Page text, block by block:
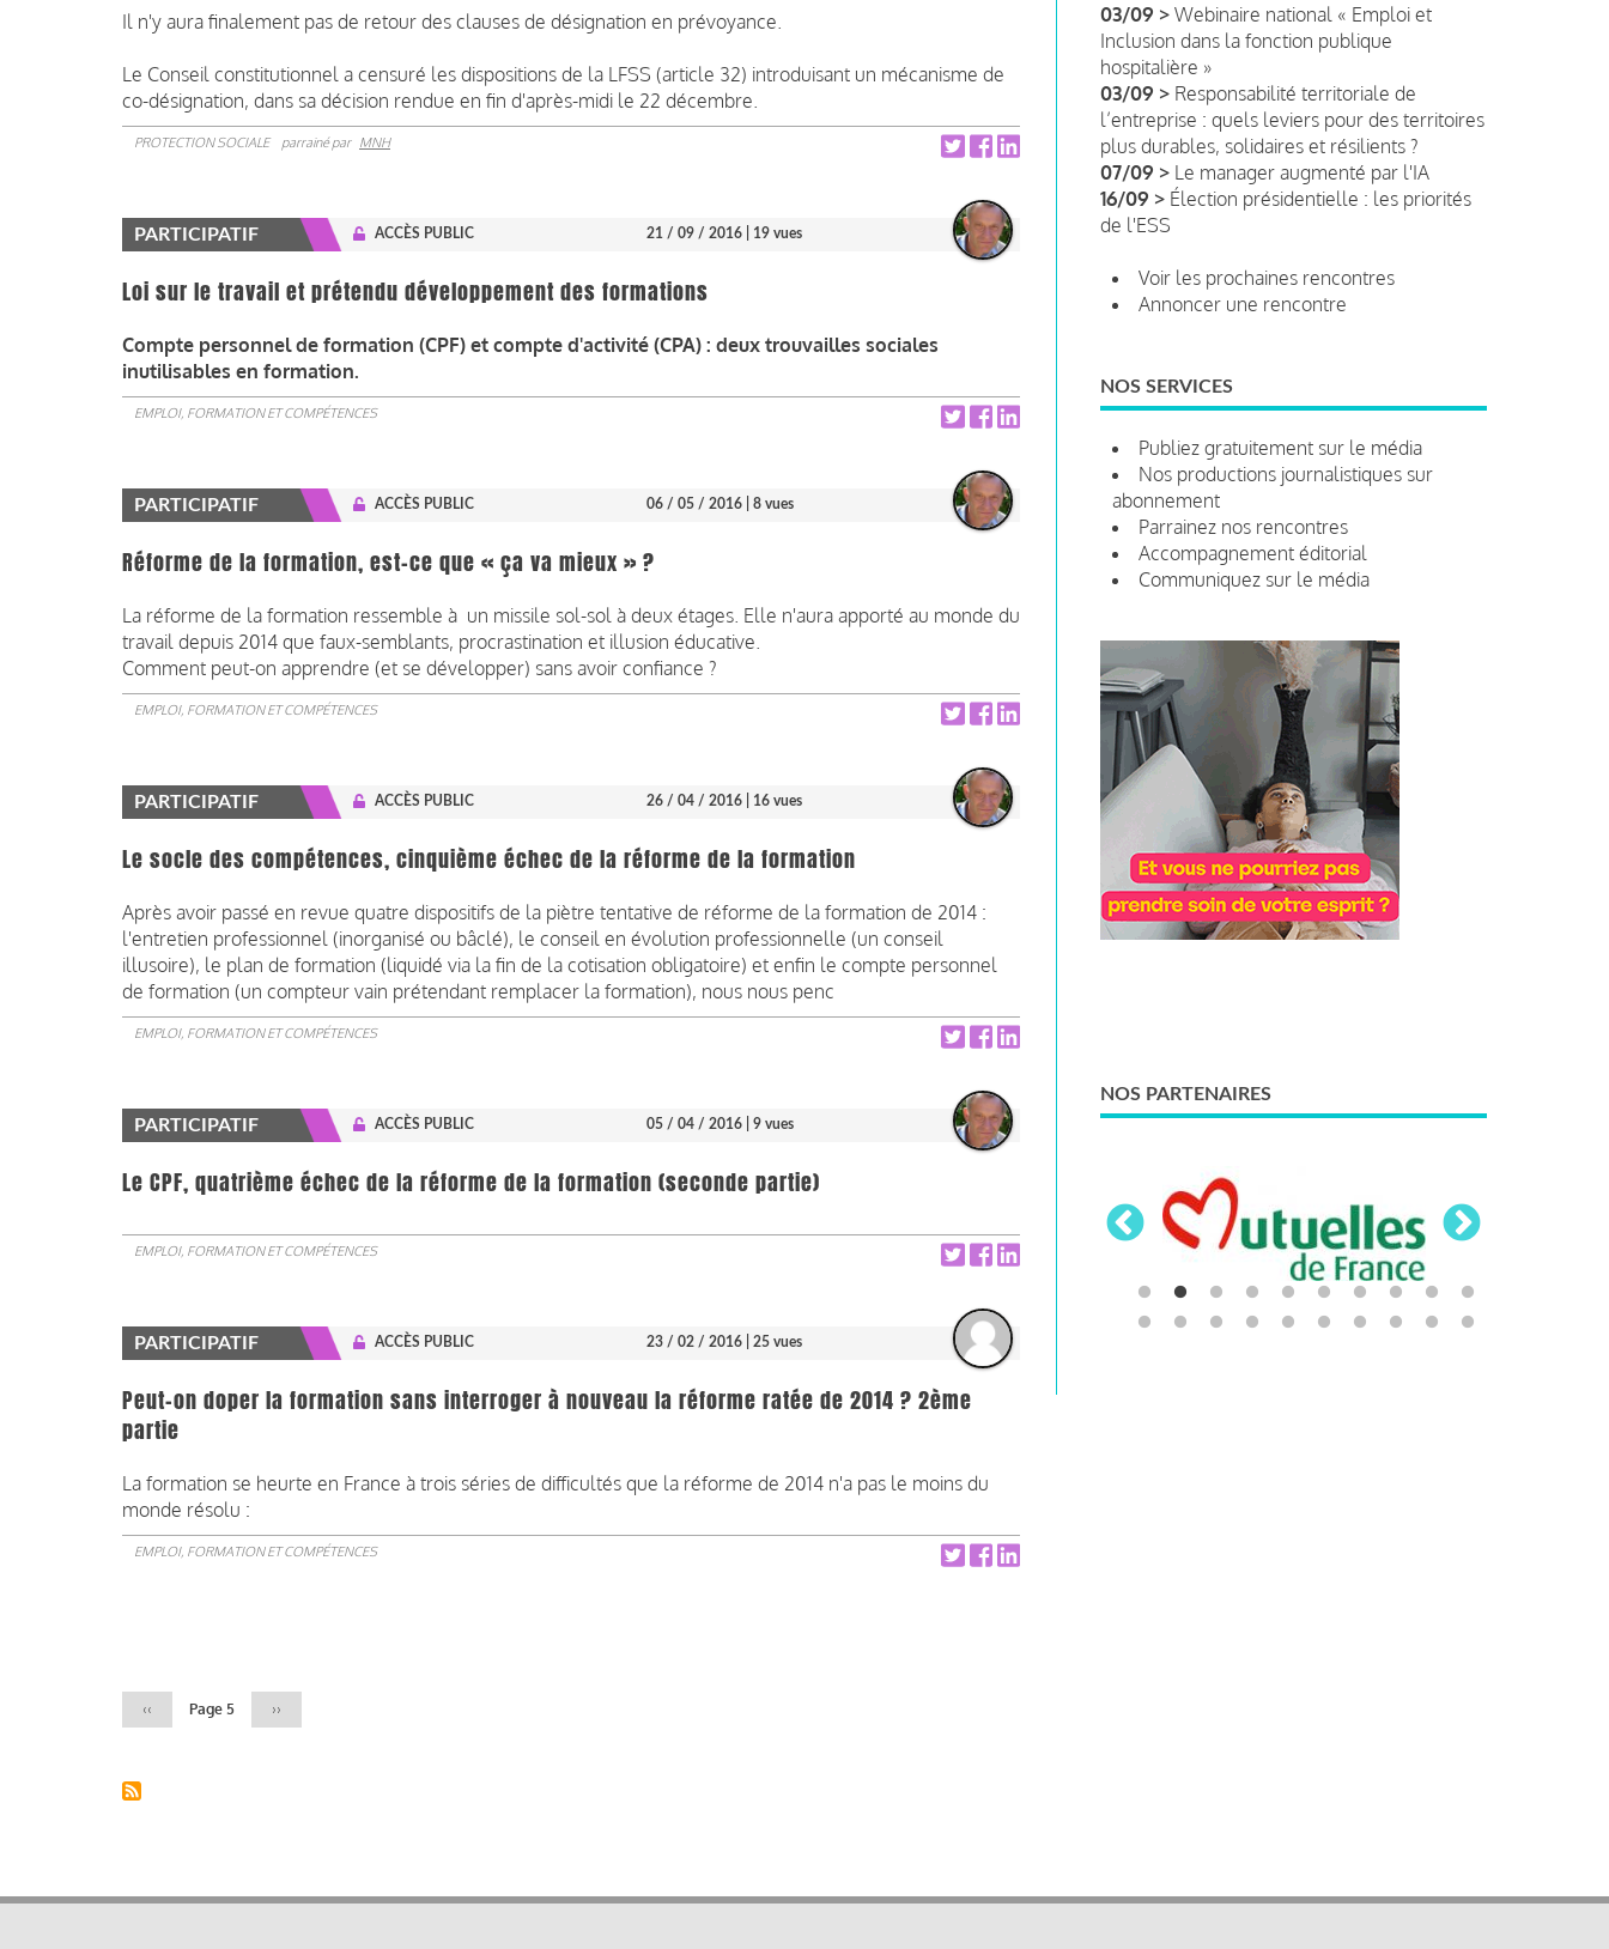
Il n'y aura finalement pas de retour des clauses de désignation en prévoyance.
Le Conseil constitutionnel a censuré les dispositions de la LFSS (article 32) introduisant un mécanisme de
co-désignation, dans sa décision rendue en fin d'après-midi le 22 décembre.
PROTECTION SOCIALE parrainé par MNH
PARTICIPATIF ACCÈS PUBLIC 21 / 09 / 2016 | 19 vues
Loi sur le travail et prétendu développement des formations
Compte personnel de formation (CPF) et compte d'activité (CPA) : deux trouvailles sociales
inutilisables en formation.
EMPLOI, FORMATION ET COMPÉTENCES
PARTICIPATIF ACCÈS PUBLIC 06 / 05 / 2016 | 8 vues
Réforme de la formation, est-ce que « ça va mieux » ?
La réforme de la formation ressemble à un missile sol-sol à deux étages. Elle n'aura apporté au monde du
travail depuis 2014 que faux-semblants, procrastination et illusion éducative.
Comment peut-on apprendre (et se développer) sans avoir confiance ?
EMPLOI, FORMATION ET COMPÉTENCES
PARTICIPATIF ACCÈS PUBLIC 26 / 04 / 2016 | 16 vues
Le socle des compétences, cinquième échec de la réforme de la formation
Après avoir passé en revue quatre dispositifs de la piètre tentative de réforme de la formation de 2014 :
l'entretien professionnel (inorganisé ou bâclé), le conseil en évolution professionnelle (un conseil
illusoire), le plan de formation (liquidé via la fin de la cotisation obligatoire) et enfin le compte personnel
de formation (un compteur vain prétendant remplacer la formation), nous nous penc
EMPLOI, FORMATION ET COMPÉTENCES
PARTICIPATIF ACCÈS PUBLIC 05 / 04 / 2016 | 9 vues
Le CPF, quatrième échec de la réforme de la formation (seconde partie)
EMPLOI, FORMATION ET COMPÉTENCES
PARTICIPATIF ACCÈS PUBLIC 23 / 02 / 2016 | 25 vues
Peut-on doper la formation sans interroger à nouveau la réforme ratée de 2014 ? 2ème
partie
La formation se heurte en France à trois séries de difficultés que la réforme de 2014 n'a pas le moins du
monde résolu :
EMPLOI, FORMATION ET COMPÉTENCES
Page
précédente
‹‹ Page 5
Page
suivante
››
03/09 > Webinaire national « Emploi et
Inclusion dans la fonction publique
hospitalière »
03/09 > Responsabilité territoriale de
l’entreprise : quels leviers pour des territoires
plus durables, solidaires et résilients ?
07/09 > Le manager augmenté par l'IA
16/09 > Élection présidentielle : les priorités
de l'ESS
Voir les prochaines rencontres
Annoncer une rencontre
NOS SERVICES
Publiez gratuitement sur le média
Nos productions journalistiques sur
abonnement
Parrainez nos rencontres
Accompagnement éditorial
Communiquez sur le média
NOS PARTENAIRES